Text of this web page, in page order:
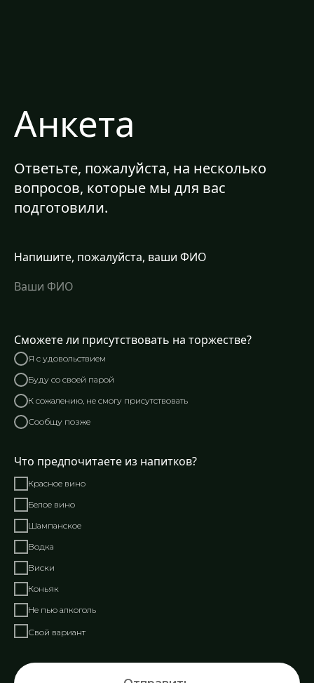
Анкета
Ответьте, пожалуйста, на несколько
вопросов, которые мы для вас
подготовили.
Напишите, пожалуйста, ваши ФИО
Сможете ли присутствовать на торжестве?
Я с удовольствием
Буду со своей парой
К сожалению, не смогу присутствовать
Сообщу позже
Что предпочитаете из напитков?
Красное вино
Белое вино
Шампанское
Водка
Виски
Коньяк
Не пью алкоголь
Свой вариант